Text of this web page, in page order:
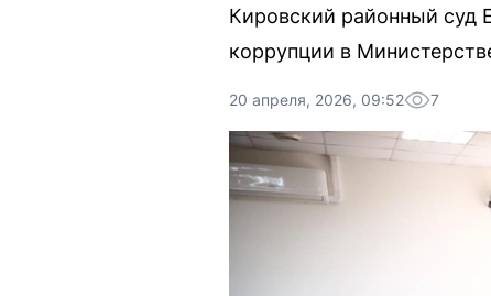
Кировский районный суд
коррупции в
20 апреля, 2026, 09:52 7